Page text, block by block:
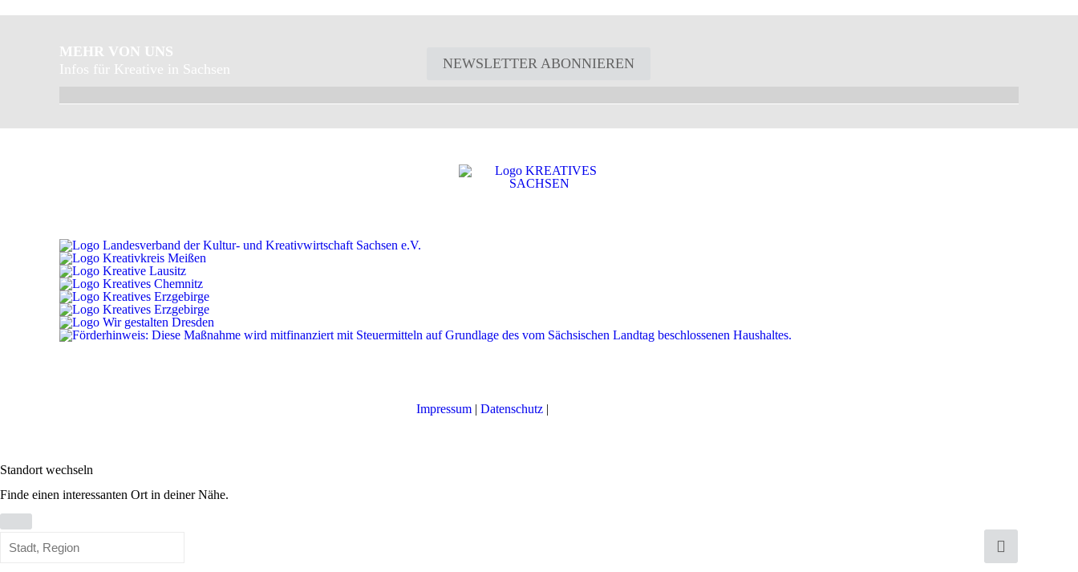
MEHR VON UNS
Infos für Kreative in Sachsen
NEWSLETTER ABONNIEREN
Impressum | Datenschutz |
Standort wechseln
Finde einen interessanten Ort in deiner Nähe.
wechseln